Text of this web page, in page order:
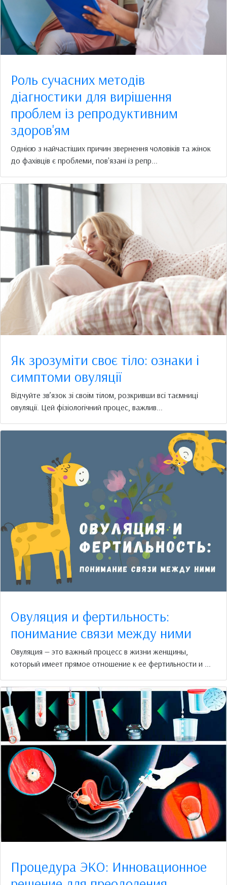
Роль сучасних методів
діагностики для вирішення
проблем із репродуктивним
здоров'ям
Однією з найчастіших причин звернення чоловіків та жінок
до фахівців є проблеми, пов'язані із репр...
Як зрозуміти своє тіло: ознаки і
симптоми овуляції
Відчуйте зв’язок зі своїм тілом, розкривши всі таємниці
овуляції. Цей фізіологічний процес, важлив...
Овуляция и фертильность:
понимание связи между ними
Овуляция — это важный процесс в жизни женщины,
который имеет прямое отношение к ее фертильности и ...
Процедура ЭКО: Инновационное